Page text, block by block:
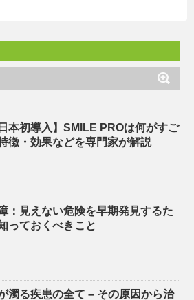
日本初導入】SMILE PROは何がすご
徴・効果などを専門家が解説
：見えない危険を早期発見するた
っておくべきこと
濁る疾患の全て – その原因から治